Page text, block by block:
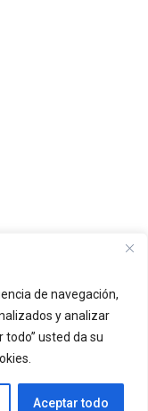
de navegación,
y analizar
todo” usted da su
Aceptar todo
Portal de
es Arkiplus?